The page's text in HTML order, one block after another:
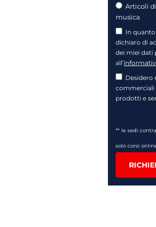
Articoli
musica
In quanto
dichiaro di
dei miei dati
all’
Desidero
commerciali
prodotti e
** le sedi
solo corsi